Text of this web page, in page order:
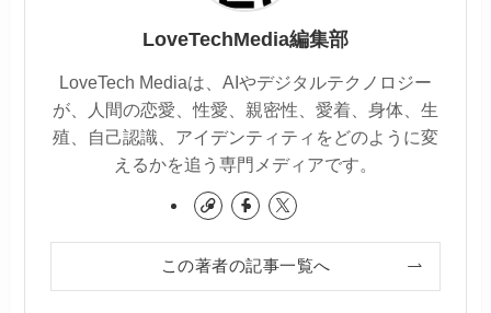
LoveTechMedia編集部
LoveTech Mediaは、AIやデジタルテクノロジー
が、人間の恋愛、性愛、親密性、愛着、身体、生
殖、自己認識、アイデンティティをどのように変
えるかを追う専門メディアです。
この著者の記事一覧へ